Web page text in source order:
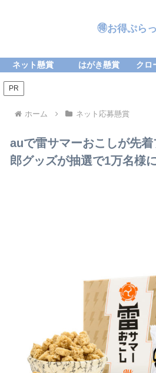
🉐お得ぷら
ネット懸賞 はがき懸賞 クロ
PR
ホーム ネット応募懸賞
auで雷サマーおこしが先
郎グッズが抽選で1万名様